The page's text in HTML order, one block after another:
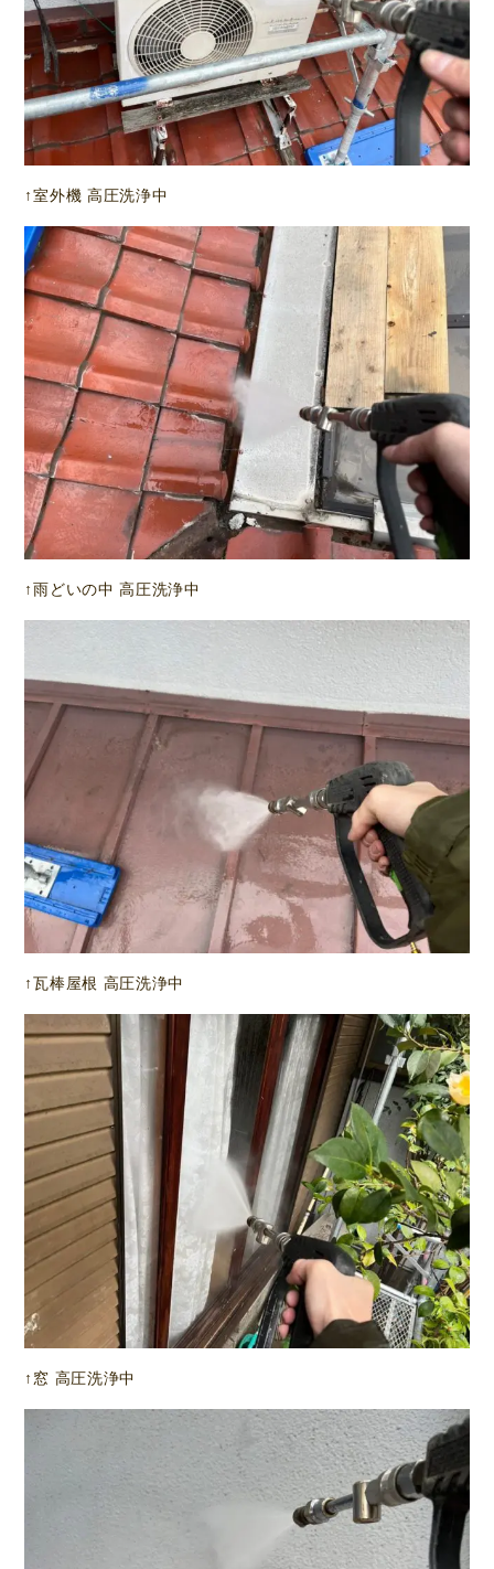
↑室外機 高圧洗浄中
↑雨どいの中 高圧洗浄中
↑瓦棒屋根 高圧洗浄中
↑窓 高圧洗浄中